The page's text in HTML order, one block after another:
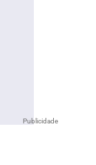
Publicidade